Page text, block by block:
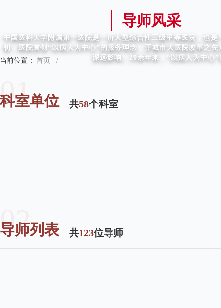
导师风采
中国医科大学附属第一医院是一所大型综合性三级甲等医院，也
初，医院首创“以病人为中心”的服务理念，开城市大医院改革之
深远影响。20余年来，“以病人为中心
当前位置： 首页 /
01
科室单位 共58个科室
02
导师列表 共123位导师